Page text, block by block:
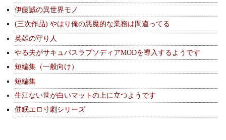
伊藤誠の異世界モノ
(三次作品) やはり俺の悪魔的な業務は間違ってる
英雄の守り人
やる夫がサキュバスラプソディアMODを導入するようです
短編集（一般向け）
短編集
生江ない世が白いマットの上に立つようです
催眠エロ寸劇シリーズ